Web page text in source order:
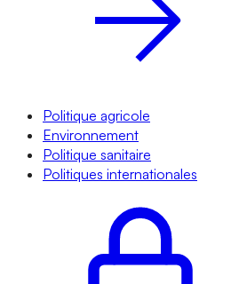
Politique agricole
Environnement
Politique sanitaire
Politiques internationales